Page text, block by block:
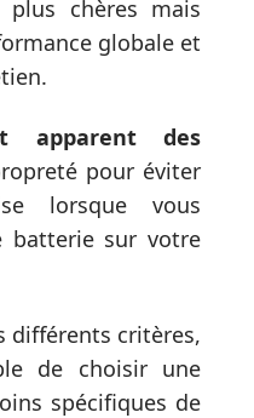
plus chères mais
globale et
apparent des
pour éviter
lorsque vous
batterie sur votre
différents critères,
de choisir une
spécifiques de